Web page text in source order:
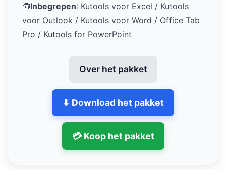
🧰Inbegrepen: Kutools voor Excel / Kutools
voor Outlook / Kutools voor Word / Office Tab
Pro / Kutools for PowerPoint
Over het pakket
⬇ Download het pakket
💳 Koop het pakket